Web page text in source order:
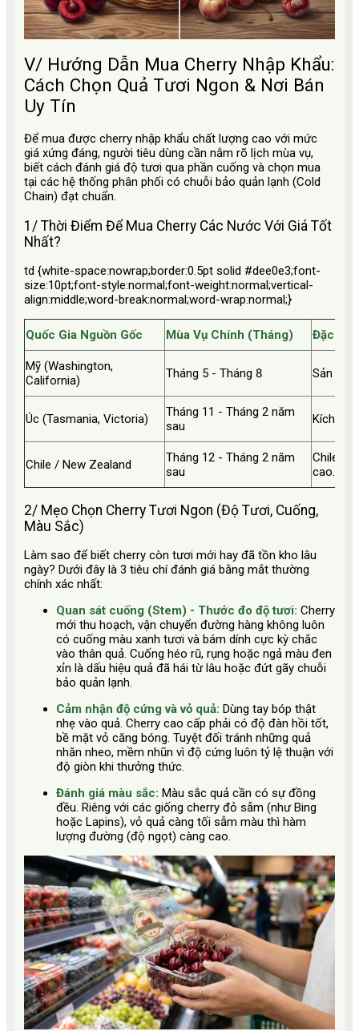
V/ Hướng Dẫn Mua Cherry Nhập Khẩu:
Cách Chọn Quả Tươi Ngon & Nơi Bán
Uy Tín
Để mua được cherry nhập khẩu chất lượng cao với mức
giá xứng đáng, người tiêu dùng cần nắm rõ lịch mùa vụ,
biết cách đánh giá độ tươi qua phần cuống và chọn mua
tại các hệ thống phân phối có chuỗi bảo quản lạnh (Cold
Chain) đạt chuẩn.
1/ Thời Điểm Để Mua Cherry Các Nước Với Giá Tốt
Nhất?
td {white-space:nowrap;border:0.5pt solid #dee0e3;font-
size:10pt;font-style:normal;font-weight:normal;vertical-
align:middle;word-break:normal;word-wrap:normal;}
Quốc Gia Nguồn Gốc Mùa Vụ Chính (Tháng) Đặc
Mỹ (Washington,
California)
Tháng 5 - Tháng 8 Sản
Úc (Tasmania, Victoria)
Tháng 11 - Tháng 2 năm
sau
Kích cỡ
Chile / New Zealand
Tháng 12 - Tháng 2 năm
sau
Chile có
cao.
2/ Mẹo Chọn Cherry Tươi Ngon (Độ Tươi, Cuống,
Màu Sắc)
Làm sao để biết cherry còn tươi mới hay đã tồn kho lâu
ngày? Dưới đây là 3 tiêu chí đánh giá bằng mắt thường
chính xác nhất:
Quan sát cuống (Stem) - Thước đo độ tươi: Cherry
mới thu hoạch, vận chuyển đường hàng không luôn
có cuống màu xanh tươi và bám dính cực kỳ chắc
vào thân quả. Cuống héo rũ, rụng hoặc ngả màu đen
xỉn là dấu hiệu quả đã hái từ lâu hoặc đứt gãy chuỗi
bảo quản lạnh.
Cảm nhận độ cứng và vỏ quả: Dùng tay bóp thật
nhẹ vào quả. Cherry cao cấp phải có độ đàn hồi tốt,
bề mặt vỏ căng bóng. Tuyệt đối tránh những quả
nhăn nheo, mềm nhũn vì độ cứng luôn tỷ lệ thuận với
độ giòn khi thưởng thức.
Đánh giá màu sắc: Màu sắc quả cần có sự đồng
đều. Riêng với các giống cherry đỏ sẫm (như Bing
hoặc Lapins), vỏ quả càng tối sẫm màu thì hàm
lượng đường (độ ngọt) càng cao.